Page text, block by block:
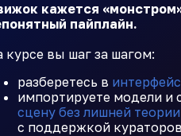
кажется
пайплайн.
курсе вы шаг за шагом:
разберетесь в
импортируете модели и
сцену без лишней теории
с поддержкой